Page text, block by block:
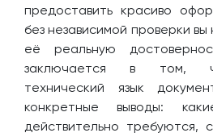
предоставить красиво
без независимой проверки
её реальную
заключается в том,
технический язык
конкретные выводы:
действительно требуются,